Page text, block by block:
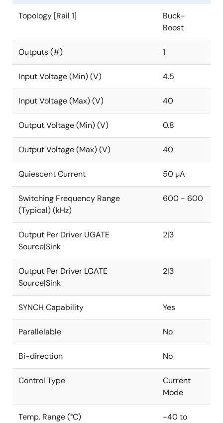
自の昇降圧制御アルゴリズムを使用します。 ISL81401
とISL81401Aには、入力電圧と出力電圧および電流用の
4つの独立した制御ループがあります。 この製品ファミ
リの両端に固有のピーク電流検出とサイクルごとの電
流制限により、両端および両方向の高速過渡状態で瞬
時の電流制限を提供することにより、高い動作信頼性
が保証されます。 また、入力と出力の両方に2つの電流
監視ピンがあり、定電流(CC)制限やその他のシステム
管理機能を容易にします。 低電圧までのCC動作によ
り、過負荷または短絡状態での暴走状態を回避できま
す。 多層過電流保護に加えて、OVP、UVP、OTP、入
力と出力の両方での平均およびピーク電流制限などの
完全な保護機能も提供し、単方向および双方向動作の
両方で高い信頼性を確保します。 このICは、スペース
重視の32Ld 5mm x 5mm QFNパッケージで提供され、
放熱性とノイズ耐性が向上しています。 軽負荷時の独
自のDE/Burstモードにより、さまざまな負荷レベルに
わたって一貫した出力リップルでスタンバイ消費電力
を大幅に低減します。
Topology [Rail 1]
Buck-
Boost
Outputs (#) 1
Input Voltage (Min) (V) 4.5
Input Voltage (Max) (V) 40
Output Voltage (Min) (V) 0.8
Output Voltage (Max) (V) 40
Quiescent Current 50 µA
Switching Frequency Range
(Typical) (kHz)
600 - 600
Output Per Driver UGATE
Source|Sink
2|3
Output Per Driver LGATE
Source|Sink
2|3
SYNCH Capability Yes
Parallelable No
Bi-direction No
Control Type
Current
Mode
Temp. Range (°C)
-40 to